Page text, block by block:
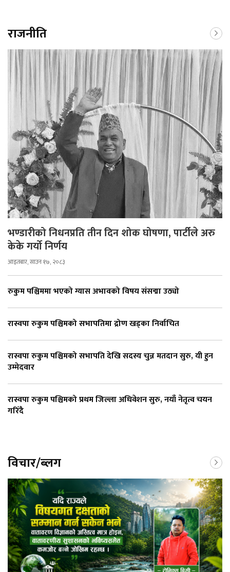
राजनीति
भण्डारीको निधनप्रति तीन दिन शोक घोषणा, पार्टीले अरु
केके गर्यो निर्णय
आइतबार, साउन १७, २०८३
रुकुम पश्चिममा भएको ग्यास अभावको विषय संसद्मा उठ्यो
रास्वपा रुकुम पश्चिमको सभापतिमा द्रोण खड्का निर्वाचित
रास्वपा रुकुम पश्चिमको सभापति देखि सदस्य चुन्न मतदान सुरु, यी हुन
उम्मेदवार
रास्वपा रुकुम पश्चिमको प्रथम जिल्ला अधिवेशन सुरु, नयाँ नेतृत्व चयन
गरिँदै
विचार/ब्लग